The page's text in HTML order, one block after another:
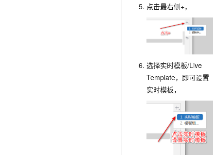
点击最右侧+，
选择实时模板/Live
Template，即可设置
实时模板，